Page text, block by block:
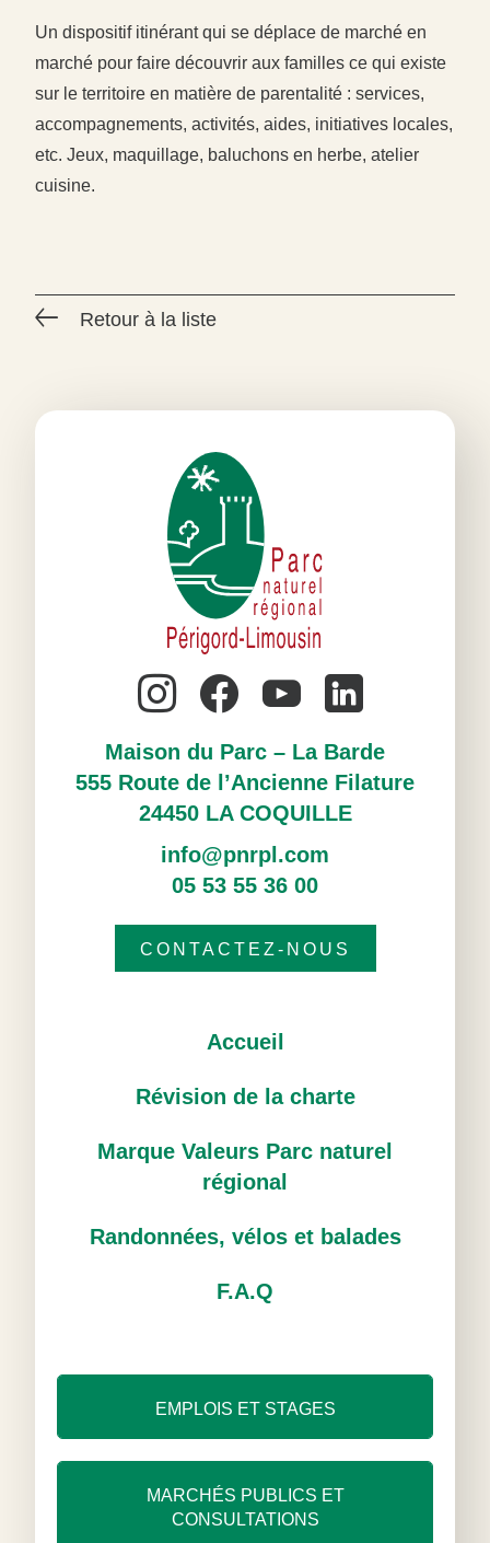
Un dispositif itinérant qui se déplace de marché en
marché pour faire découvrir aux familles ce qui existe
sur le territoire en matière de parentalité : services,
accompagnements, activités, aides, initiatives locales,
etc. Jeux, maquillage, baluchons en herbe, atelier
cuisine.
Retour à la liste
Maison du Parc – La Barde
555 Route de l’Ancienne Filature
24450 LA COQUILLE
info@pnrpl.com
05 53 55 36 00
CONTACTEZ-NOUS
Accueil
Révision de la charte
Marque Valeurs Parc naturel
régional
Randonnées, vélos et balades
F.A.Q
EMPLOIS ET STAGES
MARCHÉS PUBLICS ET
CONSULTATIONS